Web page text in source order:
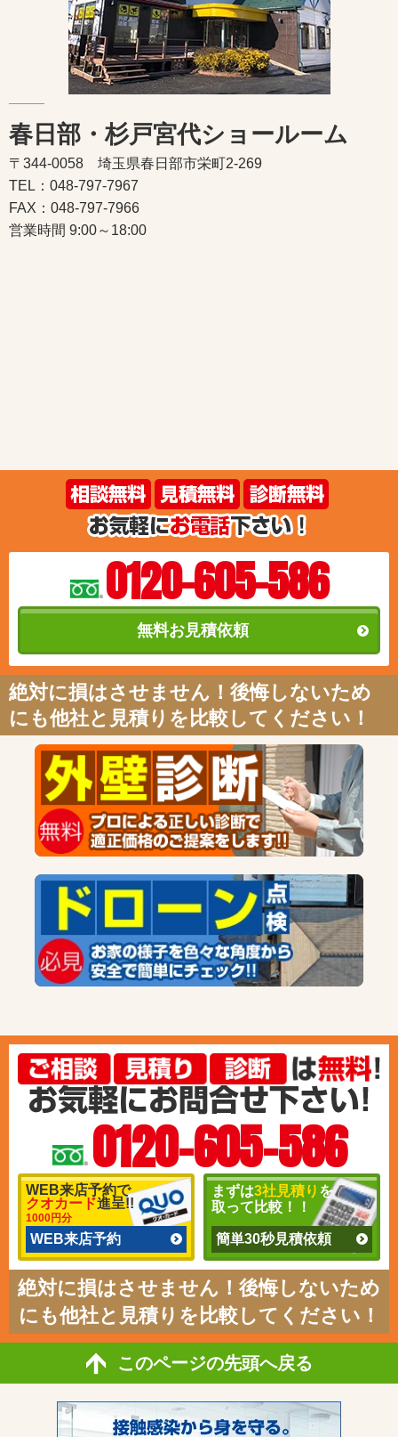
春日部・杉戸宮代ショールーム
〒344-0058 埼玉県春日部市栄町2-269
TEL：048-797-7967
FAX：048-797-7966
営業時間 9:00～18:00
0120-605-586
無料お見積依頼
絶対に損はさせません！後悔しないため
にも他社と見積りを比較してください！
0120-605-586
WEB来店予約で
クオカード進呈!!
1000円分
WEB来店予約
まずは3社見積り を
取って比較！！
簡単30秒見積依頼
絶対に損はさせません！後悔しないため
にも他社と見積りを比較してください！
このページの先頭へ戻る